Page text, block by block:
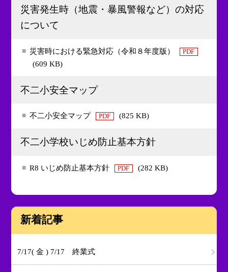
災害発生時（地震・暴風警報など）の対応
について
災害時における緊急対応（令和８年度版） PDF
(609 KB)
不二小安全マップ
不二小安全マップ PDF (825 KB)
不二小学校いじめ防止基本方針
R8 いじめ防止基本方針 PDF (282 KB)
新着記事
7/17( 金 ) 7/17 終業式